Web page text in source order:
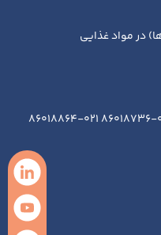
در مواد غذایی
تلفن : 021-86018760 021-86018741 021-86018736 021-86018864